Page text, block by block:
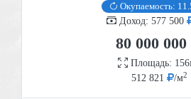
Окупаемость:
Доход: 577 500
80 000 000
Площадь:
512 821 /м2